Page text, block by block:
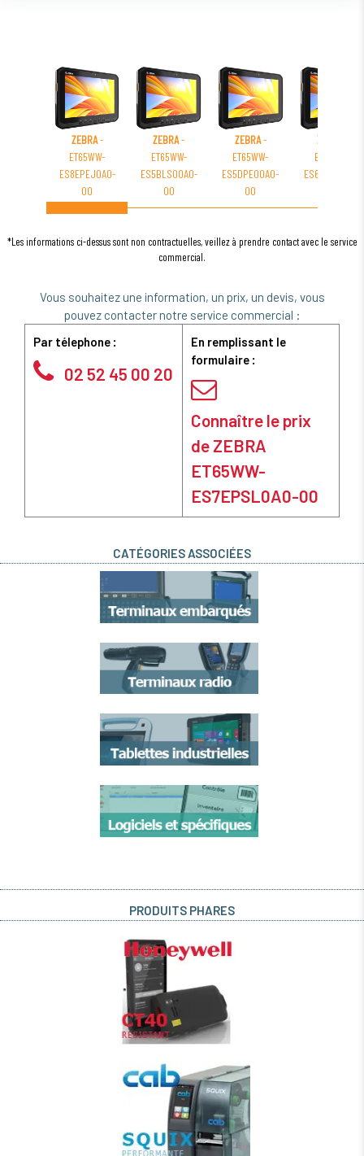
ZEBRA-
ET65WW-
ES8EPEJ0A0-
00
ZEBRA-
ET65WW-
ES5BLS00A0-
00
ZEBRA-
ET65WW-
ES5DPE00A0-
00
ZEBRA
ET65WW-
ES6DPS00A0-
*Les informations ci-dessus sont non contractuelles, veillez à prendre contact avec le service
commercial.
Vous souhaitez une information, un prix, un devis, vous
pouvez contacter notre service commercial :
Par télephone :
02 52 45 00 20
En remplissant le
formulaire :
Connaître le prix
de ZEBRA
ET65WW-
ES7EPSL0A0-00
CATÉGORIES ASSOCIÉES
PRODUITS PHARES